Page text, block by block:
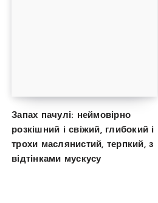
Запах пачулі: неймовірно
розкішний і свіжий, глибокий і
трохи маслянистий, терпкий, з
відтінками мускусу